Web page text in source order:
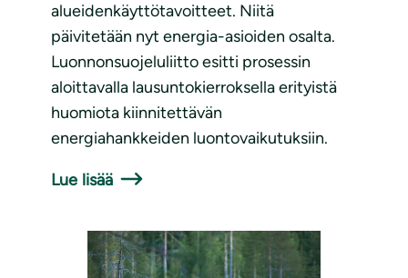
alueidenkäyttötavoitteet. Niitä
päivitetään nyt energia-asioiden osalta.
Luonnonsuojeluliitto esitti prosessin
aloittavalla lausuntokierroksella erityistä
huomiota kiinnitettävän
energiahankkeiden luontovaikutuksiin.
Lue lisää